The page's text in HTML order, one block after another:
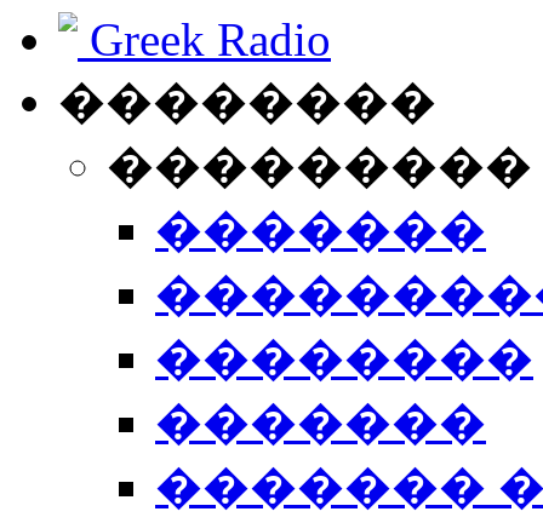
Greek Radio
��������
�������
��������
�������
�������